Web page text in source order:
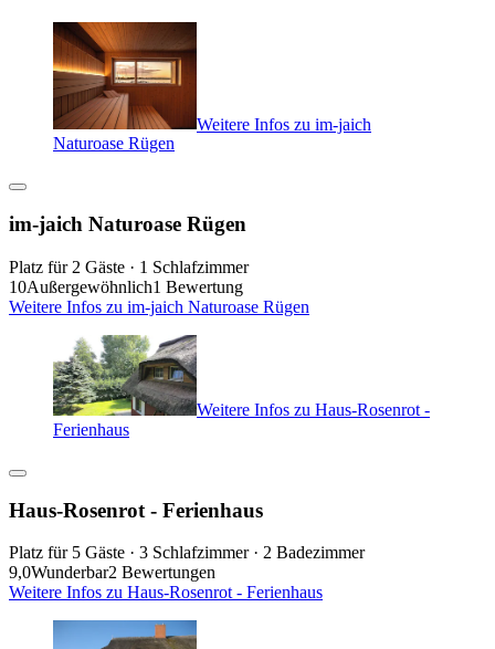
Weitere Infos zu im-jaich
Naturoase Rügen
im-jaich Naturoase Rügen
Platz für 2 Gäste · 1 Schlafzimmer
10Außergewöhnlich1 Bewertung
Weitere Infos zu im-jaich Naturoase Rügen
Weitere Infos zu Haus-Rosenrot -
Ferienhaus
Haus-Rosenrot - Ferienhaus
Platz für 5 Gäste · 3 Schlafzimmer · 2 Badezimmer
9,0Wunderbar2 Bewertungen
Weitere Infos zu Haus-Rosenrot - Ferienhaus